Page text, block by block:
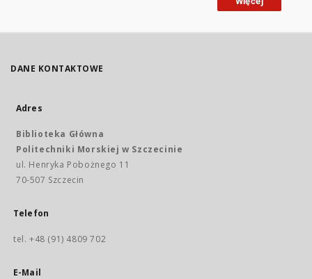
DANE KONTAKTOWE
Adres
Biblioteka Główna
Politechniki Morskiej w Szczecinie
ul. Henryka Pobożnego 11
70-507 Szczecin
Telefon
tel. +48 (91) 4809 702
E-Mail